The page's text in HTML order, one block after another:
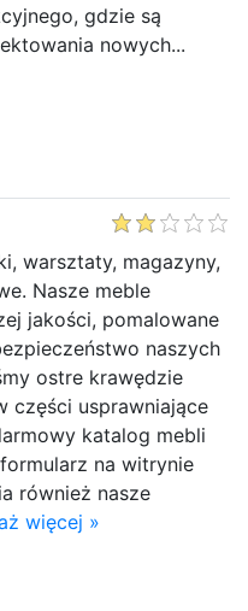
gdzie są
nowych...
warsztaty, magazyny,
Nasze meble
jakości, pomalowane
naszych
ostre krawędzie
części usprawniające
katalog mebli
na witrynie
również nasze
więcej »